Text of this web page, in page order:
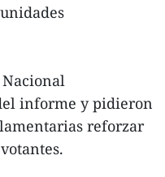
informe y pidieron
reforzar